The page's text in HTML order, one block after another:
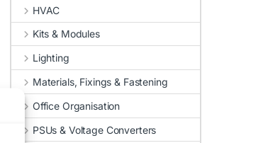
HVAC
Kits & Modules
Lighting
Materials, Fixings & Fastening
Office Organisation
PSUs & Voltage Converters